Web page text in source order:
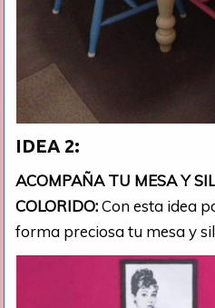
IDEA 2:
ACOMPAÑA TU MESA Y
COLORIDO:Con esta idea
forma preciosa tu mesa y